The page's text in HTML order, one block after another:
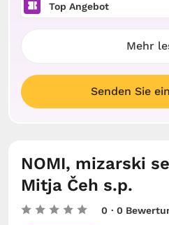
Top Angebot
Mehr
Senden Sie
NOMI, mizarski
Mitja Čeh s.p.
0 · 0